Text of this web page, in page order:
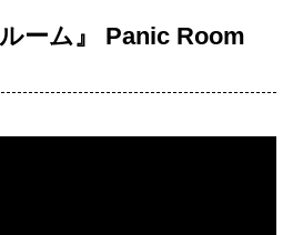
ーム』 Panic Room